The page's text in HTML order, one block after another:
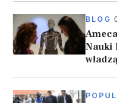
BLOG
Nauki
władzą